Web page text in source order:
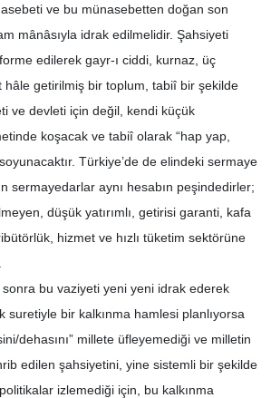
ve bu münasebetten doğan son
mânâsıyla idrak edilmelidir. Şahsiyeti
edilerek gayr-ı ciddi, kurnaz, üç
hâle getirilmiş bir toplum, tabiî bir şekilde
ve devleti için değil, kendi küçük
koşacak ve tabiî olarak “hap yap,
Türkiye’de de elindeki sermaye
sermayedarlar aynı hesabın peşindedirler;
düşük yatırımlı, getirisi garanti, kafa
hizmet ve hızlı tüketim sektörüne
bu vaziyeti yeni yeni idrak ederek
suretiyle bir kalkınma hamlesi planlıyorsa
dehasını” millete üfleyemediği ve milletin
edilen şahsiyetini, yine sistemli bir şekilde
izlemediği için, bu kalkınma